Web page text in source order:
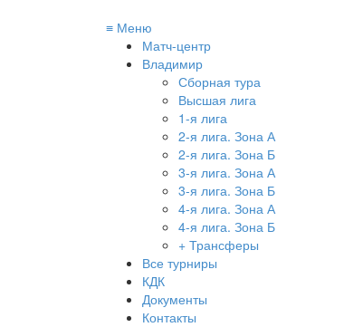
≡ Меню
Матч-центр
Владимир
Сборная тура
Высшая лига
1-я лига
2-я лига. Зона А
2-я лига. Зона Б
3-я лига. Зона А
3-я лига. Зона Б
4-я лига. Зона А
4-я лига. Зона Б
+ Трансферы
Все турниры
КДК
Документы
Контакты